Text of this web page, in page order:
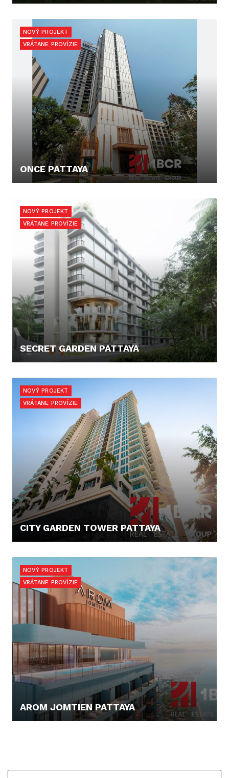
NOVÝ PROJEKT
VRÁTANE PROVÍZIE
ONCE PATTAYA
NOVÝ PROJEKT
VRÁTANE PROVÍZIE
SECRET GARDEN PATTAYA
NOVÝ PROJEKT
VRÁTANE PROVÍZIE
CITY GARDEN TOWER PATTAYA
NOVÝ PROJEKT
VRÁTANE PROVÍZIE
AROM JOMTIEN PATTAYA